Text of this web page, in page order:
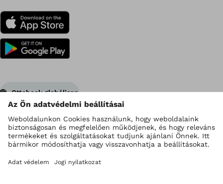
Ottobock globálisan
Szerzői jogok az Ottobock vállalatnál